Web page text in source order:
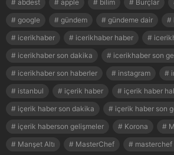
abdest apple bilim Burçlar
google
gündem gündeme dair
icerikhaber
icerikhaber haber
icerikhaber son dakika
icerikhaber son
icerikhaber son haberler
instagram
istanbul
içerik haber
içerik haber
içerik haber son dakika
içerik haber son
içerik haberson gelişmeler
Korona
Manşet Altı
MasterChef